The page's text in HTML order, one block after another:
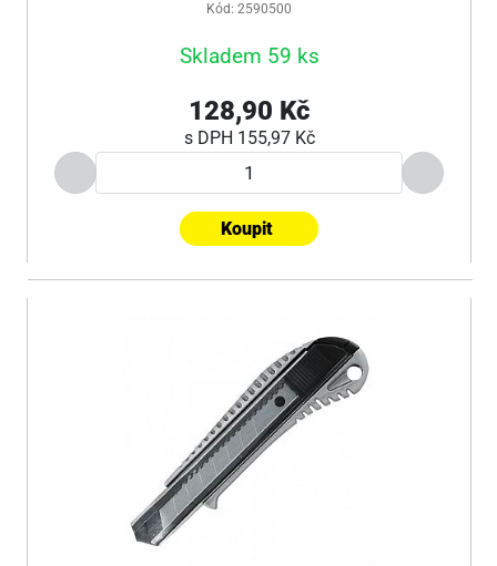
Kód: 2590500
Skladem 59 ks
128,90 Kč
s DPH 155,97 Kč
Koupit